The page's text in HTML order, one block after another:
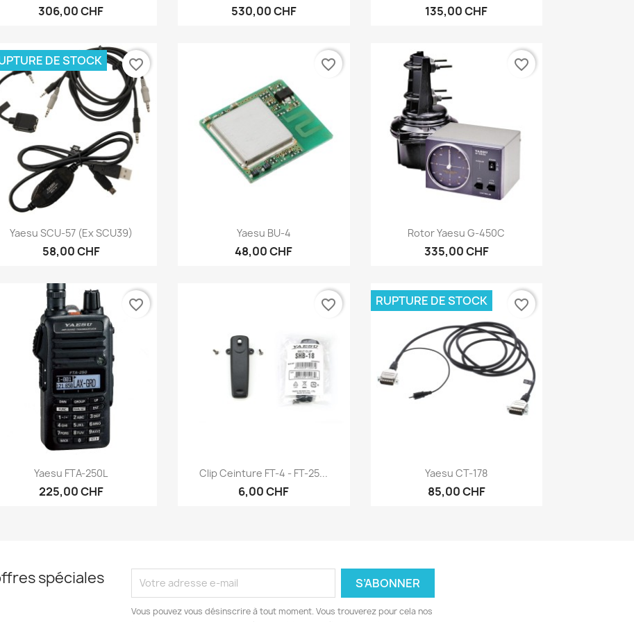
306,00 CHF 530,00 CHF 135,00 CHF
 Aperçu rapide
Yaesu SCU-57 (ex SCU39)
58,00 CHF
DE STOCK favorite_border
Aperçu rapide
Yaesu BU-4
48,00 CHF
favorite_border
Aperçu rapide
Rotor Yaesu G-450C
335,00 CHF
favorite_border
Aperçu rapide
Yaesu FTA-250L
225,00 CHF
favorite_border
Aperçu rapide
Clip Ceinture FT-4 - FT-25...
6,00 CHF
favorite_border
Aperçu rapide
Yaesu CT-178
85,00 CHF
RUPTURE DE STOCK favorite_border
spéciales
Vous pouvez vous désinscrire à tout moment. Vous trouverez pour cela nos